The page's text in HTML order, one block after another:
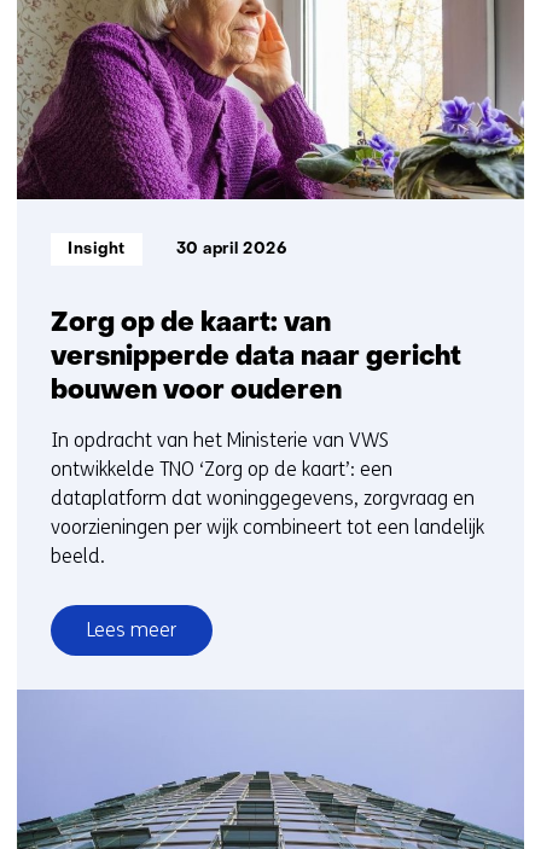
op)
1
t/m
4
Zorg op de kaart: van
versnipperde data naar gericht
bouwen voor ouderen
Informatietype:
Insight 30 april 2026
In opdracht van het Ministerie van VWS
ontwikkelde TNO ‘Zorg op de kaart’: een
dataplatform dat woninggegevens, zorgvraag en
voorzieningen per wijk combineert tot een landelijk
beeld.
Lees meer
over
Zorg
van
versnipperde